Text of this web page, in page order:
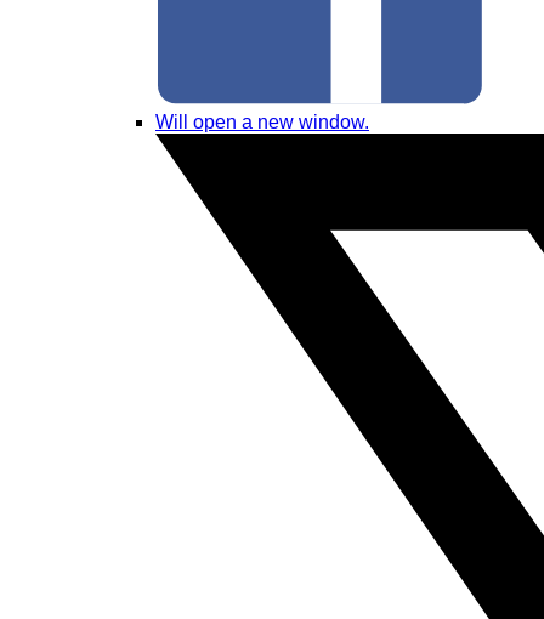
Will open a new window.